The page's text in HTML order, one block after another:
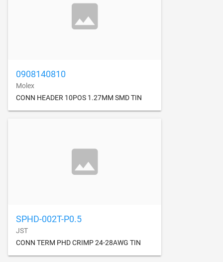
0908140810
Molex
CONN HEADER 10POS 1.27MM SMD TIN
SPHD-002T-P0.5
JST
CONN TERM PHD CRIMP 24-28AWG TIN